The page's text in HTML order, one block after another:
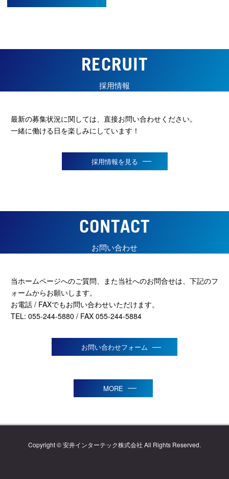
MORE
RECRUIT
採用情報
最新の募集状況に関しては、直接お問い合わせください。
一緒に働ける日を楽しみにしています！
採用情報を見る
CONTACT
お問い合わせ
当ホームページへのご質問、また当社へのお問合せは、 下記のフ
ォームからお願いします。
お電話 / FAXでもお問い合わせいただけます。
TEL: 055-244-5880 / FAX 055-244-5884
お問い合わせフォーム
Copyright © 安井インターテック株式会社 All Rights Reserved.